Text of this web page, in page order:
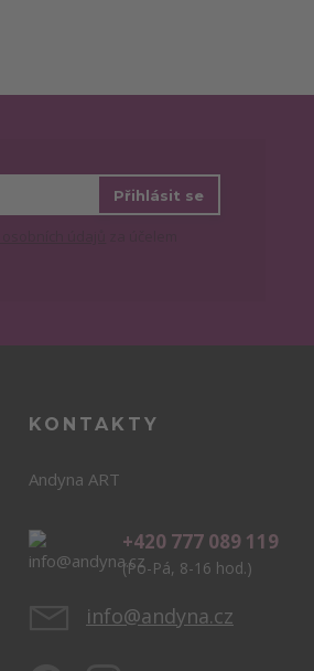
Přihlásit se
KONTAKTY
Andyna ART
+420 777 089 119
(Po-Pá, 8-16 hod.)
info@andyna.cz